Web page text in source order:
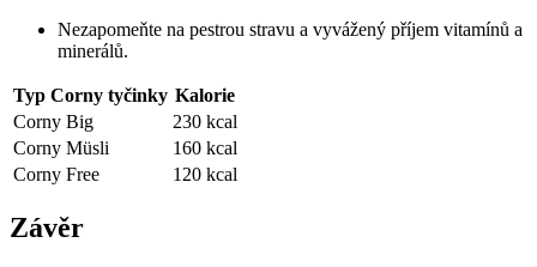
Nezapomeňte ⁢na pestrou stravu a vyvážený příjem vitamínů a
minerálů.
Typ ⁤Corny tyčinky Kalorie
Corny Big
230 kcal
Corny Müsli
160 kcal
Corny ⁣Free
120⁤ kcal
Závěr